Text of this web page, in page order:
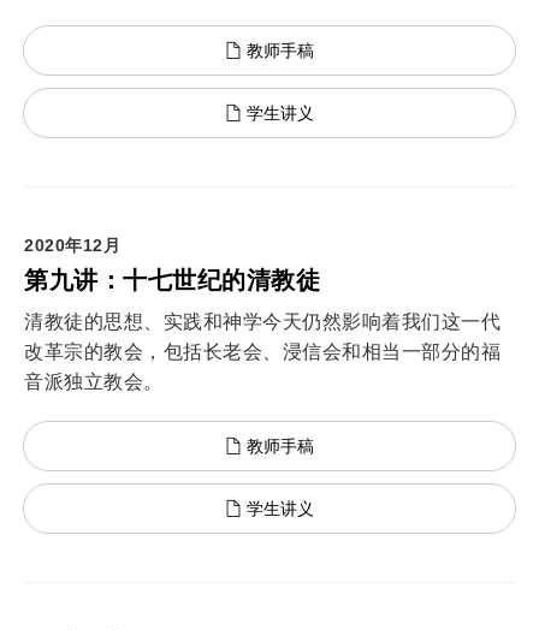
教师手稿
学生讲义
2020年12月
第九讲：十七世纪的清教徒
清教徒的思想、实践和神学今天仍然影响着我们这一代
改革宗的教会，包括长老会、浸信会和相当一部分的福
音派独立教会。
教师手稿
学生讲义